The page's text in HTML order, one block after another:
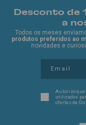
Desconto de
a
Todos os meses
produtos preferidos ao
novidades e
Autorizo que
utilizados
ofertas da